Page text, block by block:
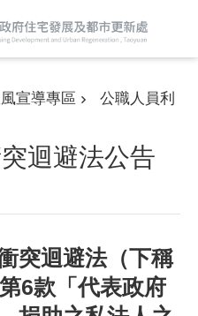
宣導專區
公職人員利
迴避法公告
突迴避法（下稱
6款「代表政府